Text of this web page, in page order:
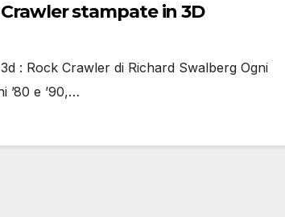
stampate in 3D
: Rock Crawler di Richard Swalberg Ogni
’80 e ’90,…